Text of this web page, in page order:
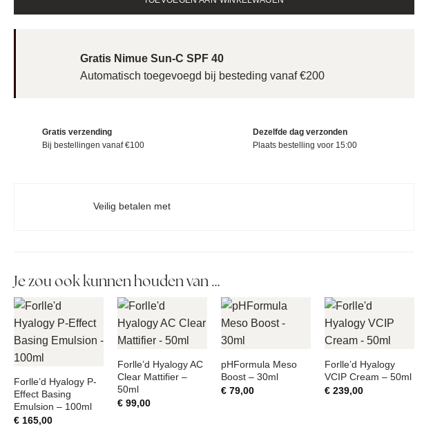
Gratis Nimue Sun-C SPF 40
Automatisch toegevoegd bij besteding vanaf €200
Gratis verzending
Bij bestellingen vanaf €100
Dezelfde dag verzonden
Plaats bestelling voor 15:00
Veilig betalen met
Je zou ook kunnen houden van …
Forlle’d Hyalogy P-
Effect Basing
Emulsion – 100ml
€165,00
Forlle’d Hyalogy AC
Clear Mattifier –
50ml
€99,00
pHFormula Meso
Boost – 30ml
€79,00
Forlle’d Hyalogy
VCIP Cream – 50ml
€239,00